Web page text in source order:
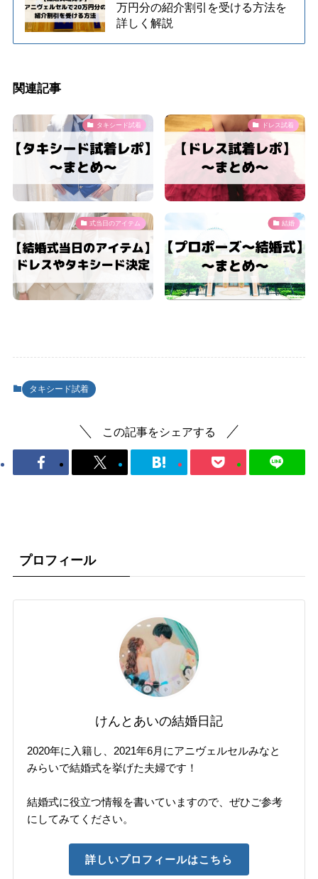
万円分の紹介割引を受ける方法を
詳しく解説
関連記事
タキシード試着 ドレス試着
式当日のアイテム 結婚
タキシード試着
この記事をシェアする
プロフィール
けんとあいの結婚日記
2020年に入籍し、2021年6月にアニヴェルセルみなと
みらいで結婚式を挙げた夫婦です！
結婚式に役立つ情報を書いていますので、ぜひご参考
にしてみてください。
詳しいプロフィールはこちら